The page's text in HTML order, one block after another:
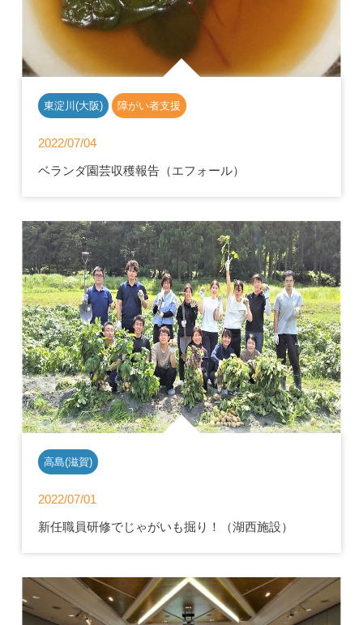
東淀川(大阪) 障がい者支援
2022/07/04
ベランダ園芸収穫報告（エフォール）
高島(滋賀)
2022/07/01
新任職員研修でじゃがいも掘り！（湖西施設）